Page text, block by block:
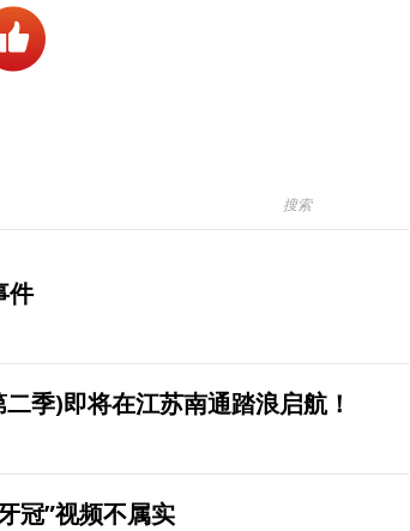
件
季)即将在江苏南通踏浪启航！
冠”视频不属实